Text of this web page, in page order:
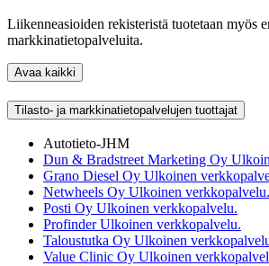
Liikenneasioiden rekisteristä tuotetaan myös
markkinatietopalveluita.
Avaa kaikki
Tilasto- ja markkinatietopalvelujen tuottajat
Autotieto-JHM
Dun & Bradstreet Marketing Oy
Grano Diesel Oy Ulkoinen
Netwheels Oy Ulkoinen verkkopalvelu.
Posti Oy Ulkoinen verkkopalvelu.
Profinder Ulkoinen verkkopalvelu.
Taloustutka Oy Ulkoinen
Value Clinic Oy Ulkoinen